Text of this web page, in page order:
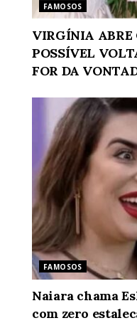
FAMOSOS
VIRGÍNIA ABRE
POSSÍVEL
FOR DA
FAMOSOS
Naiara chama
com zero